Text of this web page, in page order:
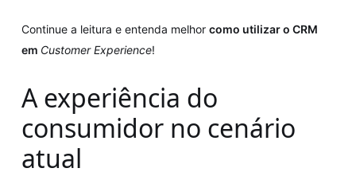
Continue a leitura e entenda melhor como utilizar o CRM
em Customer Experience!
A experiência do
consumidor no cenário
atual